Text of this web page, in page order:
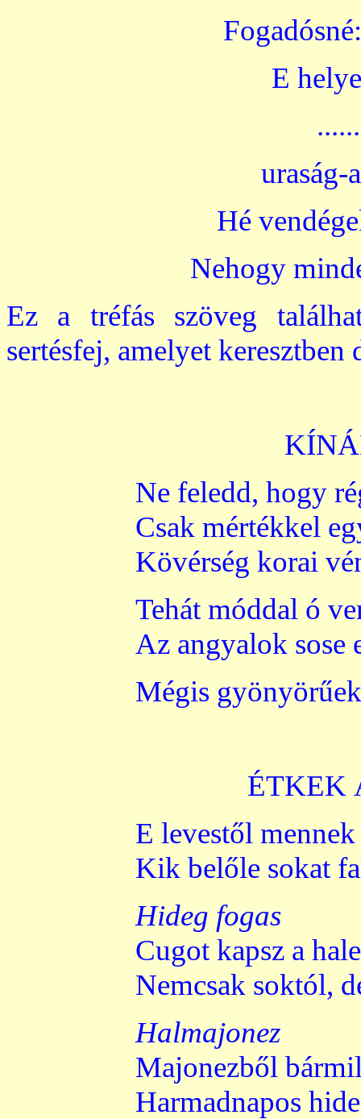
E
uraság-
Hé
Nehogy
Ez a tréfás szöveg
sertésfej, amelyet
Ne feledd, hogy
Csak mértékkel
Kövérség korai
Tehát móddal ó
Az angyalok sose
Mégis
ÉTKEK
E levestől
Kik belőle sokat
Hideg fogas
Cugot kapsz a
Nemcsak soktól,
Halmajonez
Majonezből
Harmadnapos